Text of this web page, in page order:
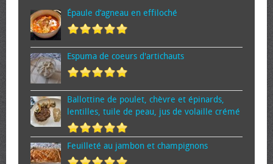
Épaule d’agneau en effiloché
Espuma de cœurs d'artichauts
Ballottine de poulet, chèvre et épinards,
lentilles, tuile de peau, jus de volaille crémé
Feuilleté au jambon et champignons